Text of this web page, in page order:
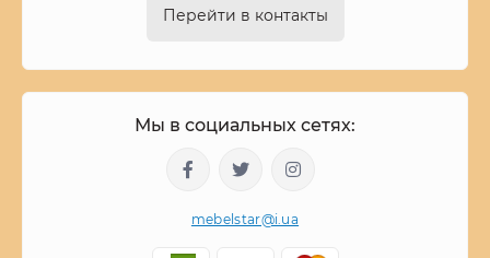
Перейти в контакты
Мы в социальных сетях:
mebelstar@i.ua